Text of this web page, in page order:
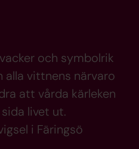
och symbolrik
alla vittnens närvaro
att vårda kärleken
livet ut.
i Färingsö